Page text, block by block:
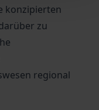
konzipierten
zu
regional